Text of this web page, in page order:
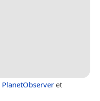
PlanetObserver et